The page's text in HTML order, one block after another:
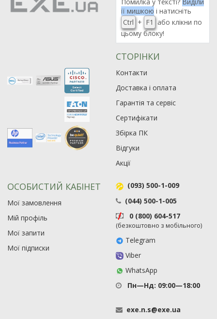
її мишкою і натисніть
Ctrl + F1
або клікни по
цьому блоку!
СТОРІНКИ
Контакти
Доставка і оплата
Гарантія та сервіс
Сертифікати
Збірка ПК
Відгуки
Акції
ОСОБИСТИЙ КАБІНЕТ
Мої замовлення
Мій профіль
Мої запити
Мої підписки
(093) 500-1-009
(044) 500-1-005
0 (800) 604-517
(безкоштовно з мобільного)
Telegram
Viber
WhatsApp
Пн—Нд: 09:00—18:00
exe.n.s@exe.ua